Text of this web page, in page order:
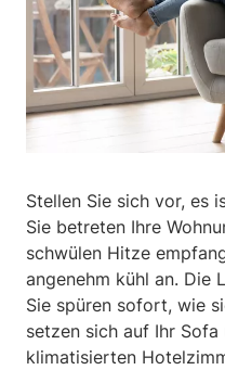
Stellen Sie sich vor, es
Sie betreten Ihre
schwülen Hitze
angenehm kühl an. Die
Sie spüren sofort, wie
setzen sich auf Ihr
klimatisierten